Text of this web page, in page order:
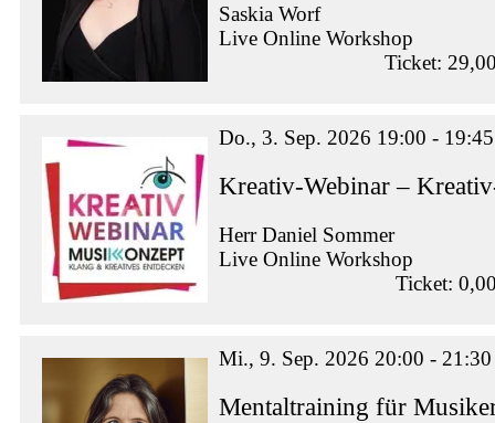
Saskia Worf
Live Online Workshop
Ticket:
Do., 3. Sep. 2026 19:00 - 19:45
Kreativ-Webinar –
Herr Daniel Sommer
Live Online Workshop
Ticket:
Mi., 9. Sep. 2026 20:00 - 21:30
Mentaltraining für